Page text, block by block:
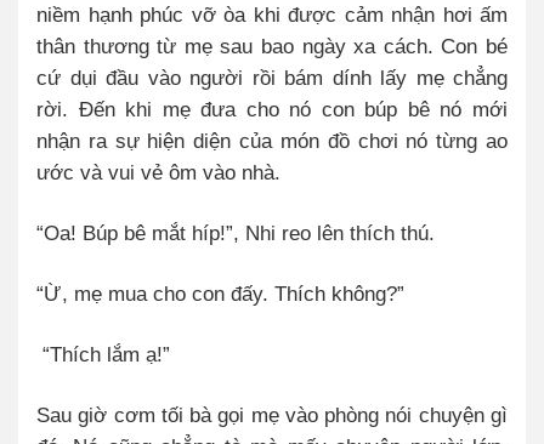
niềm hạnh phúc vỡ òa khi được cảm nhận hơi ấm
thân thương từ mẹ sau bao ngày xa cách. Con bé
cứ dụi đầu vào người rồi bám dính lấy mẹ chẳng
rời. Đến khi mẹ đưa cho nó con búp bê nó mới
nhận ra sự hiện diện của món đồ chơi nó từng ao
ước và vui vẻ ôm vào nhà.
“Oa! Búp bê mắt híp!”, Nhi reo lên thích thú.
“Ừ, mẹ mua cho con đấy. Thích không?”
“Thích lắm ạ!”
Sau giờ cơm tối bà gọi mẹ vào phòng nói chuyện gì